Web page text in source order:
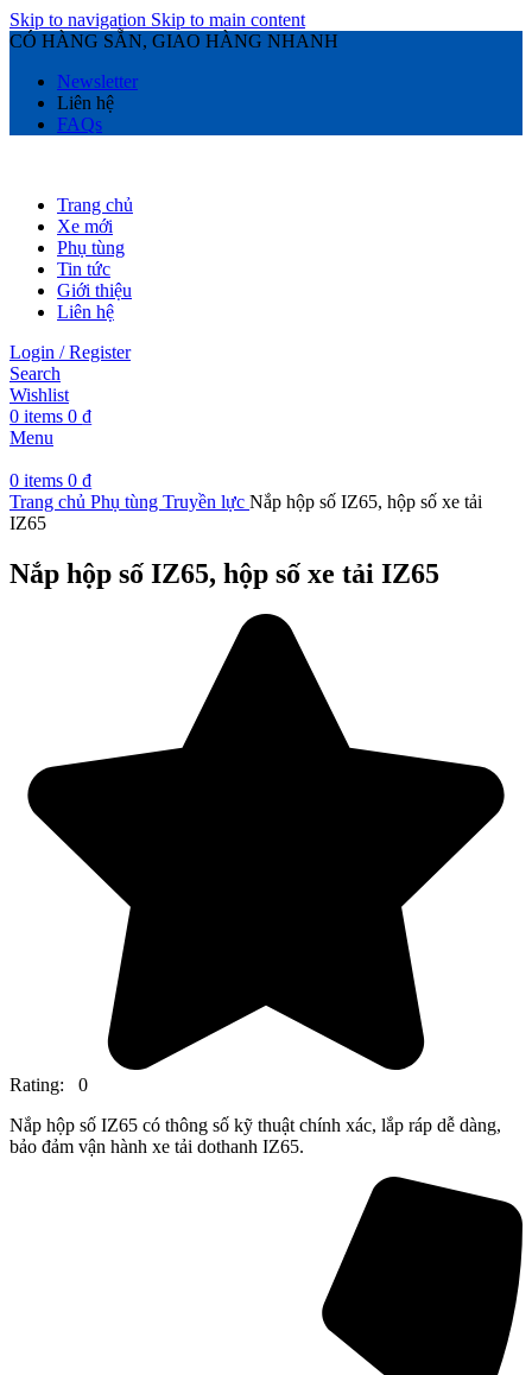
Skip to navigation Skip to main content
CÓ HÀNG SẴN, GIAO HÀNG NHANH
Newsletter
Liên hệ
FAQs
Trang chủ
Xe mới
Phụ tùng
Tin tức
Giới thiệu
Liên hệ
Login / Register
Search
Wishlist
0 items 0 ₫
Menu
0 items 0 ₫
Trang chủ Phụ tùng Truyền lực Nắp hộp số IZ65, hộp số xe tải
IZ65
Nắp hộp số IZ65, hộp số xe tải IZ65
Rating: 0
Nắp hộp số IZ65 có thông số kỹ thuật chính xác, lắp ráp dễ dàng,
bảo đảm vận hành xe tải dothanh IZ65.